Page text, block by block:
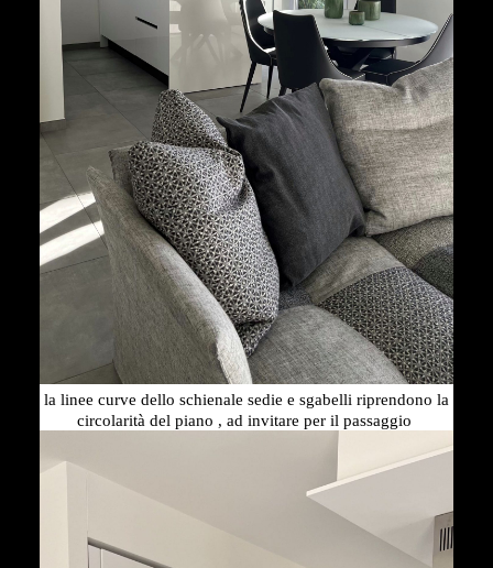
la linee curve dello schienale sedie e sgabelli riprendono la
circolarità del piano , ad invitare per il passaggio